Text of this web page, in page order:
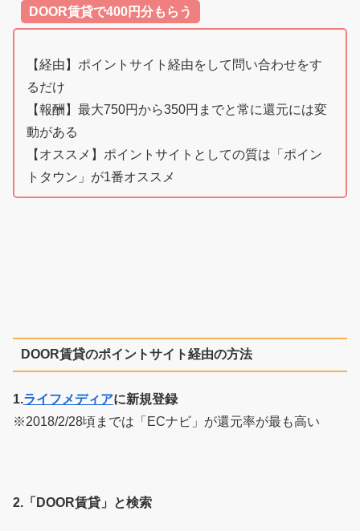
DOOR賃貸で400円分もらう
【経由】ポイントサイト経由をして問い合わせをす
るだけ
【報酬】最大750円から350円までと常に還元には変
動がある
【オススメ】ポイントサイトとしての質は「ポイン
トタウン」が1番オススメ
DOOR賃貸のポイントサイト経由の方法
1.ライフメディアに新規登録
※2018/2/28頃までは「ECナビ」が還元率が最も高い
2.「DOOR賃貸」と検索